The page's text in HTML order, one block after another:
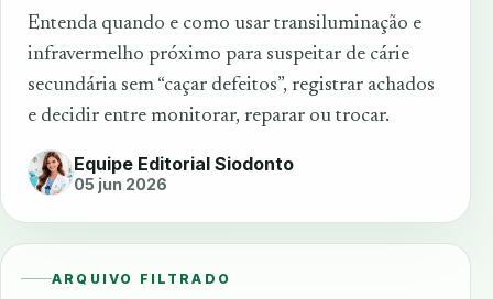
Entenda quando e como usar transiluminação e
infravermelho próximo para suspeitar de cárie
secundária sem “caçar defeitos”, registrar achados
e decidir entre monitorar, reparar ou trocar.
Equipe Editorial Siodonto
05 jun 2026
ARQUIVO FILTRADO